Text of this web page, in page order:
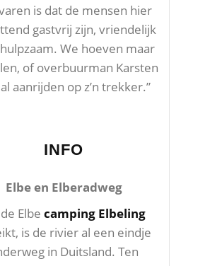
is dat de mensen hier
gastvrij zijn, vriendelijk
We hoeven maar
of overbuurman Karsten
aanrijden op z’n trekker.”
INFO
Elbe en Elberadweg
Elbe camping Elbeling
is de rivier al een eindje
in Duitsland. Ten